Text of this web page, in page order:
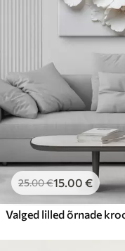
25.00€15.00 €